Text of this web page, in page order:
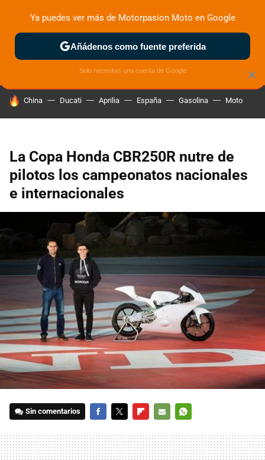
ZONA DE PRUEBAS DEPORTIVAS MOTOS ELÉCTRICAS
HOY SE HABLA DE
China Ducati Aprilia España Gasolina Moto
La Copa Honda CBR250R nutre de
pilotos los campeonatos nacionales
e internacionales
Sin comentarios
MAIL
×
Ya puedes ver más de Motorpasion Moto en Google
Añádenos como fuente preferida
Solo necesitas una cuenta de Google